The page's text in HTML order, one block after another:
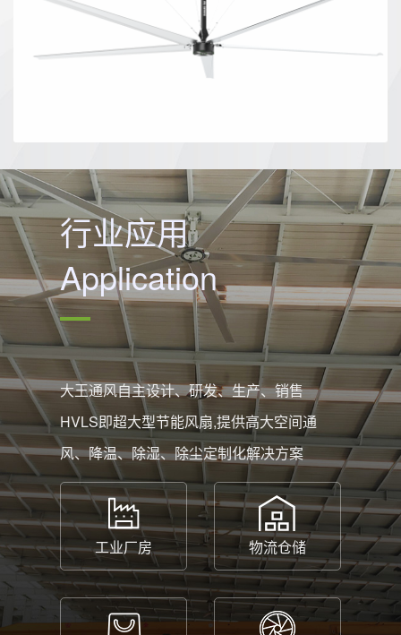
行业应用
Application
大王通风自主设计、研发、生产、销售
HVLS即超大型节能风扇,提供高大空间通
风、降温、除湿、除尘定制化解决方案
工业厂房 物流仓储